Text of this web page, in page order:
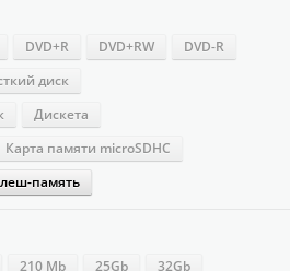
DVD+R DVD+RW
DVD-R
диск
Дискета
Карта памяти microSDHC
память
210 Mb 25Gb
32Gb